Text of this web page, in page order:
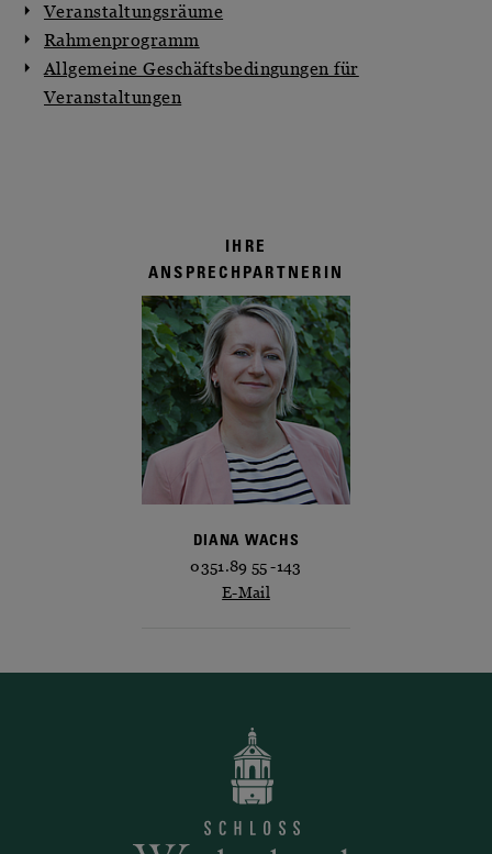
Veranstaltungsräume
Rahmenprogramm
Allgemeine Geschäftsbedingungen für
Veranstaltungen
IHRE
ANSPRECHPARTNERIN
DIANA WACHS
0351.89 55 -143
E-Mail